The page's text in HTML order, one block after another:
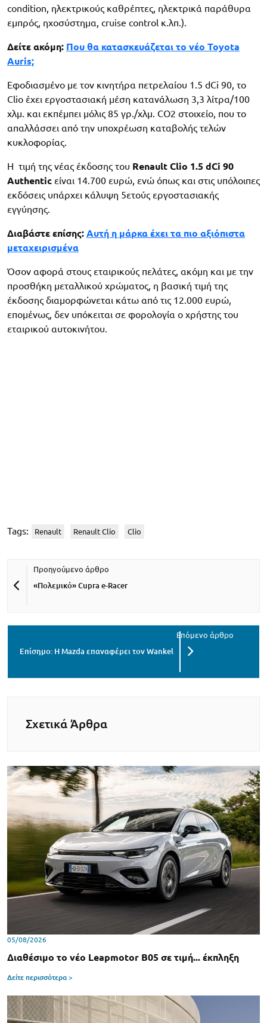
condition, ηλεκτρικούς καθρέπτες, ηλεκτρικά παράθυρα
εμπρός, ηχοσύστημα, cruise control κ.λπ.).
Δείτε ακόμη: Που θα κατασκευάζεται το νέο Toyota
Auris;
Εφοδιασμένο με τον κινητήρα πετρελαίου 1.5 dCi 90, το
Clio έχει εργοστασιακή μέση κατανάλωση 3,3 λίτρα/100
χλμ. και εκπέμπει μόλις 85 γρ./χλμ. CO2 στοιχείο, που το
απαλλάσσει από την υποχρέωση καταβολής τελών
κυκλοφορίας.
Η τιμή της νέας έκδοσης του Renault Clio 1.5 dCi 90
Authentic είναι 14.700 ευρώ, ενώ όπως και στις υπόλοιπες
εκδόσεις υπάρχει κάλυψη 5ετούς εργοστασιακής
εγγύησης.
Διαβάστε επίσης: Αυτή η μάρκα έχει τα πιο αξιόπιστα
μεταχειρισμένα
Όσον αφορά στους εταιρικούς πελάτες, ακόμη και με την
προσθήκη μεταλλικού χρώματος, η βασική τιμή της
έκδοσης διαμορφώνεται κάτω από τις 12.000 ευρώ,
επομένως, δεν υπόκειται σε φορολογία ο χρήστης του
εταιρικού αυτοκινήτου.
Tags: Renault Renault Clio Clio
«Πολεμικό» Cupra e-Racer
Επίσημο: Η Mazda επαναφέρει τον Wankel
Σχετικά Άρθρα
05/08/2026
Διαθέσιμο το νέο Leapmotor B05 σε τιμή... έκπληξη
Δείτε περισσότερα >